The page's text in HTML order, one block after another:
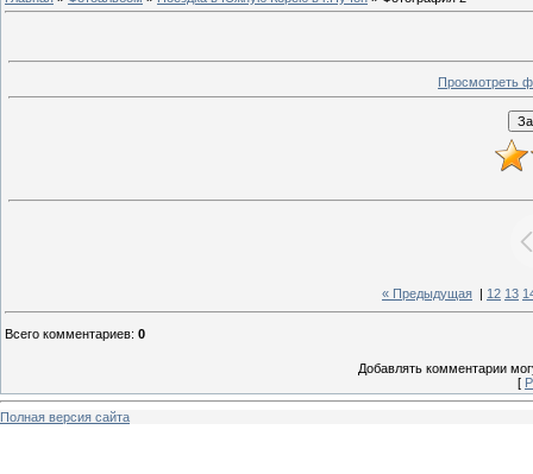
Просмотреть
« Предыдущая 12 13
Всего комментариев: 0
Добавлять комментарии
[
Полная версия сайта